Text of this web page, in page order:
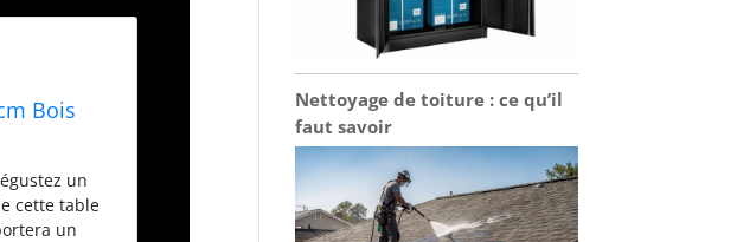
Bois
un
cette table
un
Nettoyage de toiture : ce qu’il
faut savoir